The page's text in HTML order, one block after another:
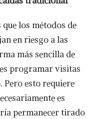
los métodos de
en riesgo a las
más sencilla de
programar visitas
esto requiere
es
permanecer tirado